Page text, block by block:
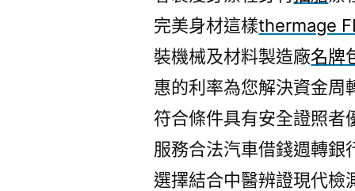
完美身材這樣thermage
裝機械及材料製造廠名牌
惠的利率為您解決資金周
符合條件具有安全證照者
服務合法汽車借錢週轉銀
選擇結合中醫辨證現代檢